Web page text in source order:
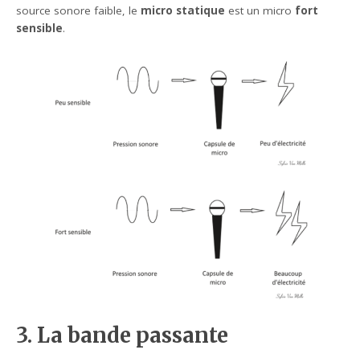
source sonore faible, le micro statique est un micro fort
sensible.
3. La bande passante